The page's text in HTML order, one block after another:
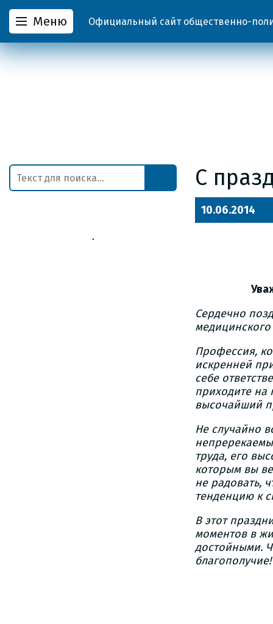
Меню Официальный сайт общественно-
С
10.06.2014
Сердечно
Профессия,
искренней
себе
приходите
высочайший
Не случайно
труда, его
которым вы
не радовать,
тенденцию к
В этот
моментов в
достойными.
благополучие!